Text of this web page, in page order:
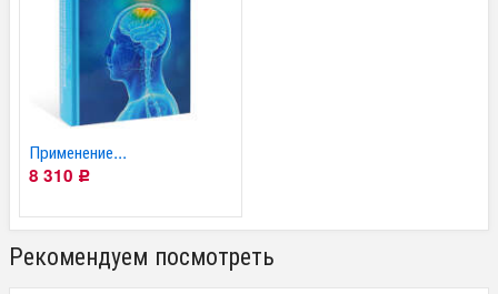
Применение...
8 310 Р
Рекомендуем посмотреть